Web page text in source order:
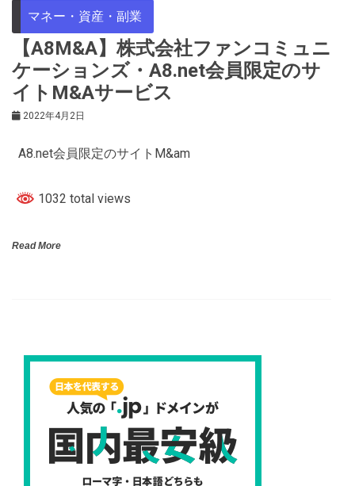
マネー・資産・副業
【A8M&A】株式会社ファンコミュニ
ケーションズ・A8.net会員限定のサ
イトM&Aサービス
2022年4月2日
A8.net会員限定のサイトM&am
1032 total views
Read More